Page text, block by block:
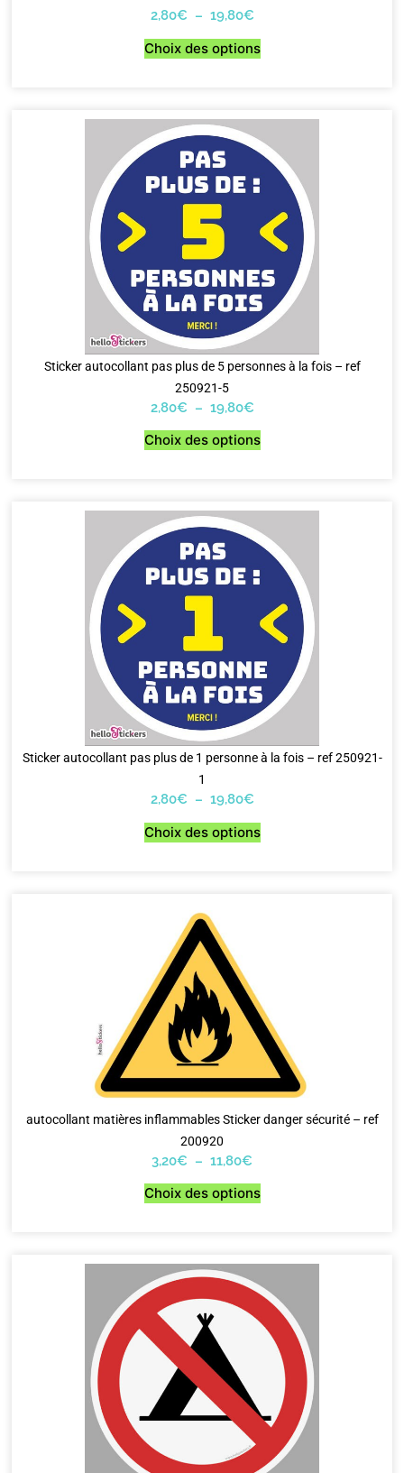
2,80€ – 19,80€
Choix des options
Sticker autocollant pas plus de 5 personnes à la fois – ref
250921-5
2,80€ – 19,80€
Choix des options
Sticker autocollant pas plus de 1 personne à la fois – ref 250921-
1
2,80€ – 19,80€
Choix des options
autocollant matières inflammables Sticker danger sécurité – ref
200920
3,20€ – 11,80€
Choix des options